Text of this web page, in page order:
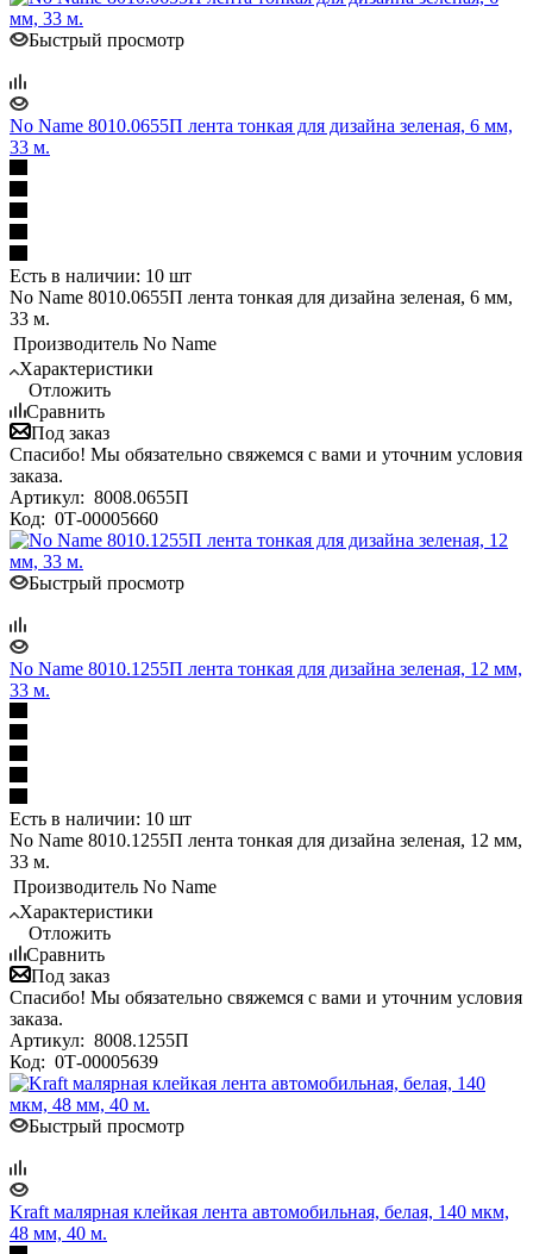
Быстрый просмотр
No Name 8010.0655П лента тонкая для дизайна зеленая, 6 мм,
33 м.
Есть в наличии: 10 шт
No Name 8010.0655П лента тонкая для дизайна зеленая, 6 мм,
33 м.
Производитель No Name
Характеристики
Отложить
Сравнить
Под заказ
Спасибо! Мы обязательно свяжемся с вами и уточним условия
заказа.
Артикул: 8008.0655П
Код: 0Т-00005660
Быстрый просмотр
No Name 8010.1255П лента тонкая для дизайна зеленая, 12 мм,
33 м.
Есть в наличии: 10 шт
No Name 8010.1255П лента тонкая для дизайна зеленая, 12 мм,
33 м.
Производитель No Name
Характеристики
Отложить
Сравнить
Под заказ
Спасибо! Мы обязательно свяжемся с вами и уточним условия
заказа.
Артикул: 8008.1255П
Код: 0Т-00005639
Быстрый просмотр
Kraft малярная клейкая лента автомобильная, белая, 140 мкм,
48 мм, 40 м.